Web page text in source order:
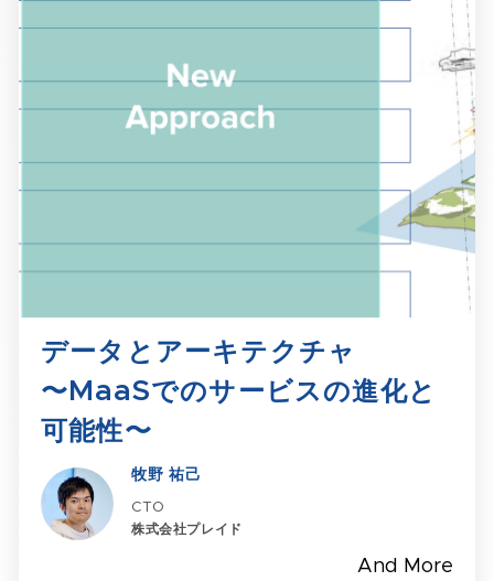
データとアーキテクチャ
〜MaaSでのサービスの進化と
可能性〜
牧野 祐己
CTO
株式会社プレイド
And More